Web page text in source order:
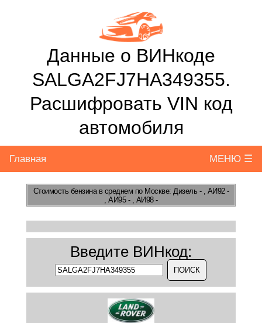
Данные о ВИНкоде
SALGA2FJ7HA349355.
Расшифровать VIN код
автомобиля
Главная МЕНЮ ☰
Стоимость бензинав среднем по Москве: Дизель - , АИ92 -
, АИ95 - , АИ98 -
Введите ВИНкод: